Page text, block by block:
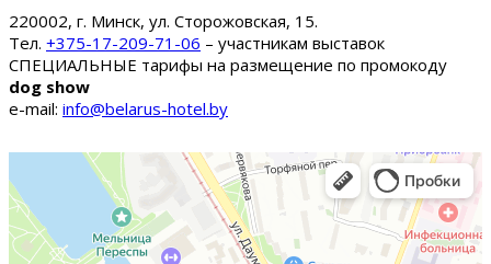
220002, г. Минск, ул. Сторожовская, 15.
Тел. +375-17-209-71-06 – участникам выставок
СПЕЦИАЛЬНЫЕ тарифы на размещение по промокоду
dog show
e-mail: info@belarus-hotel.by